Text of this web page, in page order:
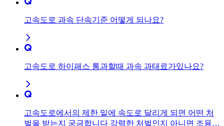
고속도로 과속 단속기준 어떻게 되나요?
고속도로 하이패스 통과할때 과속 과태료가있나요?
고속도로에서의 제한 밑에 속도로 달리게 되면 어떤 처
벌을 받는지 궁금합니다 강력한 처벌인지 아니면 조용히